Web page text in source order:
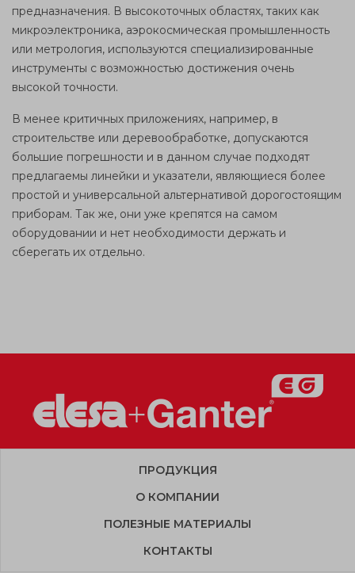
предназначения. В высокоточных областях, таких как
микроэлектроника, аэрокосмическая промышленность
или метрология, используются специализированные
инструменты с возможностью достижения очень
высокой точности.
В менее критичных приложениях, например, в
строительстве или деревообработке, допускаются
большие погрешности и в данном случае подходят
предлагаемы линейки и указатели, являющиеся более
простой и универсальной альтернативой дорогостоящим
приборам. Так же, они уже крепятся на самом
оборудовании и нет необходимости держать и
сберегать их отдельно.
ПРОДУКЦИЯ
О КОМПАНИИ
ПОЛЕЗНЫЕ МАТЕРИАЛЫ
КОНТАКТЫ